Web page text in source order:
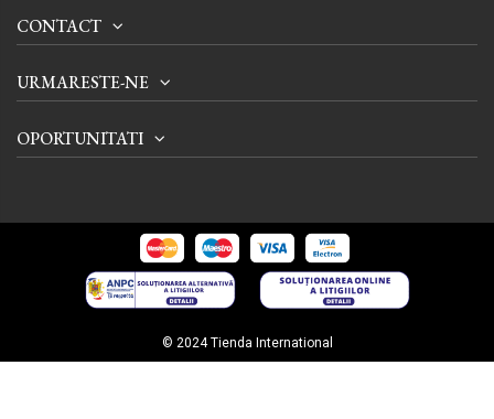
CONTACT
URMARESTE-NE
OPORTUNITATI
© 2024 Tienda International